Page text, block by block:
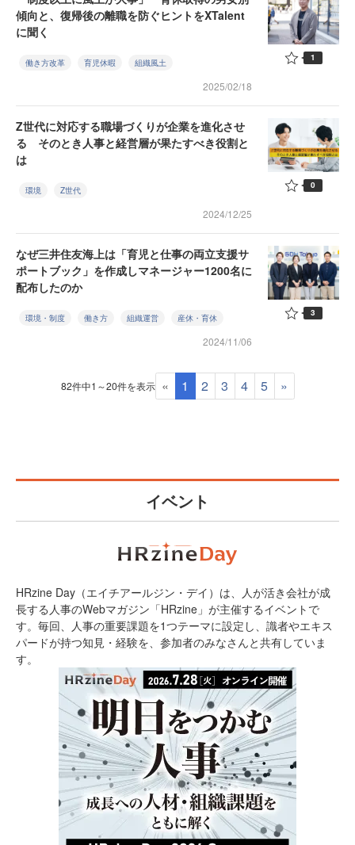
傾向と、復帰後の離職を防ぐヒントをXTalent
に聞く
働き方改革 育児休暇 組織風土
2025/02/18
1
Z世代に対応する職場づくりが企業を進化させ
る そのとき人事と経営層が果たすべき役割と
は
環境 Z世代
2024/12/25
0
なぜ三井住友海上は「育児と仕事の両立支援サ
ポートブック」を作成しマネージャー1200名に
配布したのか
環境・制度 働き方 組織運営 産休・育休
2024/11/06
3
82件中1～20件を表示 « 1 2 3 4 5 »
イベント
HRzine Day（エイチアールジン・デイ）は、人が活き会社が成
長する人事のWebマガジン「HRzine」が主催するイベントで
す。毎回、人事の重要課題を1つテーマに設定し、識者やエキス
パードが持つ知見・経験を、参加者のみなさんと共有していま
す。